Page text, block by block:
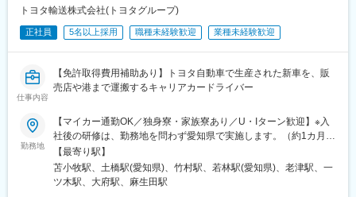
また、資格取得支援制度を通じて成長をサポートし、安心して長
変更の範囲：無
■当社の特徴：廃棄物の収集運搬から最終処分までを行い、循環型
社会の一端を担う企業として、安全・適正処理を心がけ、事業活
◇◆魅力（1）『安定した企業、職場環境で活躍できる』
同社は北海道で創業65年以上の老舗企業で、年間を通して安定し
なので安心してキャリアアップを目指せます。
◇◆魅力（2）『未経験でも安心の研修体制』
まずは、3ヵ月～半年間は、OJTを通して産業廃棄物処理の知識や
営業の流れを学んで頂きます。いきなり配属するようなことはご
ざいませんのでご安心ください。※未経験者が活躍している環境で
す。
トヨタ輸送株式会社(トヨタグループ)
正社員 5名以上採用 職種未経験歓迎 業種未経験歓迎
仕事内容
【免許取得費用補助あり】トヨタ自動車で生産された新車を、販
売店や港まで運搬するキャリアカードライバー
勤務地
【マイカー通勤OK／独身寮・家族寮あり／U・Iターン歓迎】※入
社後の研修は、勤務地を問わず愛知県で実施します。（約1カ月
間）◎各勤務地に従業員駐車場完備！◎屋根付きの営業所もあ
り、雨天時でも作業しやすい環境です。ミスト設備もあるので、
暑さ対策も万全です。■北海道・苫小牧営業所：北海道苫小牧市新
【最寄り駅】
苫小牧駅、土橋駅(愛知県)、竹村駅、若林駅(愛知県)、老津駅、一
ツ木駅、大府駅、麻生田駅